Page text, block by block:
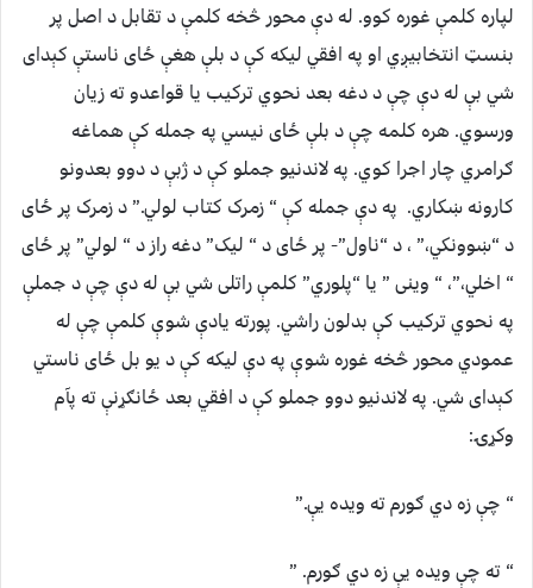
لپاره کلمې غوره کوو. له دې محور څخه کلمې د تقابل د اصل پر
بنسټ انتخابیږي او په افقي لیکه کې د بلې هغې ځای ناستې کېدای
شي بې له دې چې د دغه بعد نحوي ترکیب یا قواعدو ته زیان
ورسوي. هره کلمه چې د بلې ځای نیسي په جمله کې هماغه
ګرامري چار اجرا کوي. په لاندنیو جملو کې د ژبې د دوو بعدونو
کارونه ښکاري. په دې جمله کې “ زمرک کتاب لولي.” د زمرک پر ځای
د “ښوونکي،” ، د “ناول”- پر ځای د “ لیک” دغه راز د “ لولي” پر ځای
“ اخلي،”، “ وینی ” یا “پلوري” کلمې راتلی شي بې له دې چې د جملې
په نحوي ترکیب کې بدلون راشي. پورته یادې شوې کلمې چې له
عمودي محور څخه غوره شوې په دې لیکه کې د یو بل ځای ناستي
کېدای شي. په لاندنیو دوو جملو کې د افقي بعد ځانګړنې ته پآم
وکړۍ:
“ چې زه دي ګورم ته ویده یې.”
“ ته چې ویده یې زه دي ګورم. ”